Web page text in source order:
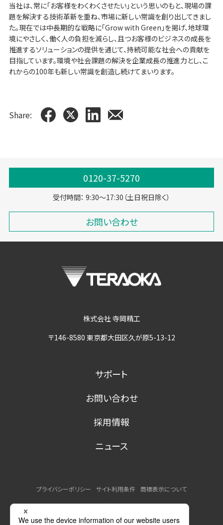
当社は、常に「お客様をわくわくさせたい」という思いのもと、現場の課
題を解決する技術革新を重ね、市場に新しい常識を創り出してきまし
た。現在では中長期的な戦略に「Grow with Green」を掲げ、地球環
境にやさしく、働く人の負担を減らし、且つお客様のビジネスの成長を
推進するソリューションの提供を通じて、持続可能な社会への貢献を
目指しています。環境や社会課題の解決を企業成長の推進力とし、こ
れからの100年も新しい常識を創造し続けてまいります。
Share:
0120-37-5270
受付時間： 9:30～17:30（土日祝日除く）
お問い合わせ
株式会社 寺岡精工
〒146-8580 東京都大田区久が原5-13-12
サポート
お問い合わせ
採用情報
ニュース
プライバシーポリシー サイト利用条件
商標表示について
MSDSの提供について